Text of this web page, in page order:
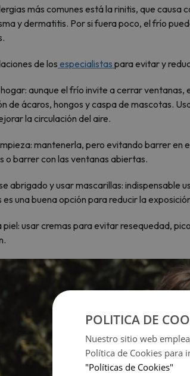
más comunes está la rinitis, que
y dermatitis. Por si fuera poco, el frío
de los especialistas para evitar y
hogar: aunque el frío invite a cerrar
de ácaros, hongos y caspa de mascotas.
la circulación del aire.
mantenerla, pero evitando barrer
o barrer con las ventanas abiertas.
abrigado y usar mascarillas: indispensable
es una buena opción para reducir la
piel: usar cremas para evitar resequedad,
POLITICA DE
Nuestro sitio web
Política de Cookies para
"Políticas de Cookies"